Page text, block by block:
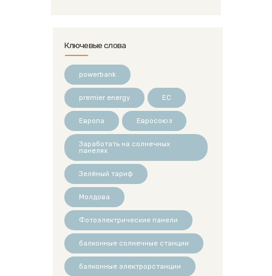
Ключевые слова
powerbank
premier energy ЕС
Европа Евросоюз
Заработать на солнечных
панелях
Зелёный тариф
Молдова
Фотоэлектрические панели
балконные солнечные станции
балконные электрорстанции